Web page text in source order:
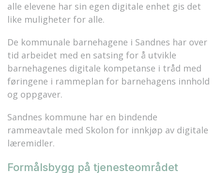
alle elevene har sin egen digitale enhet gis det
like muligheter for alle.
De kommunale barnehagene i Sandnes har over
tid arbeidet med en satsing for å utvikle
barnehagenes digitale kompetanse i tråd med
føringene i rammeplan for barnehagens innhold
og oppgaver.
Sandnes kommune har en bindende
rammeavtale med Skolon for innkjøp av digitale
læremidler.
Formålsbygg på tjenesteområdet